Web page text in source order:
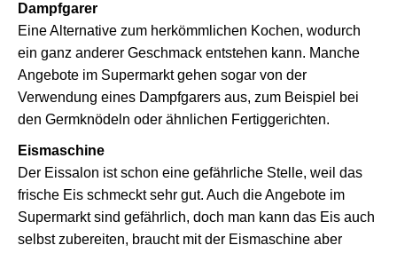
Dampfgarer
Eine Alternative zum herkömmlichen Kochen, wodurch
ein ganz anderer Geschmack entstehen kann. Manche
Angebote im Supermarkt gehen sogar von der
Verwendung eines Dampfgarers aus, zum Beispiel bei
den Germknödeln oder ähnlichen Fertiggerichten.
Eismaschine
Der Eissalon ist schon eine gefährliche Stelle, weil das
frische Eis schmeckt sehr gut. Auch die Angebote im
Supermarkt sind gefährlich, doch man kann das Eis auch
selbst zubereiten, braucht mit der Eismaschine aber